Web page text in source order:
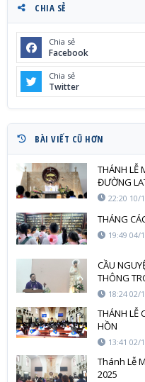
CHIA SẺ
Chia sẻ
Facebook
Chia sẻ
Twitter
BÀI VIẾT CŨ HƠN
THÁNH LỄ
ĐƯỜNG
MÌNH NHƯ
22:20 10/
THÁNG
19:49 04/
CẦU
THÔNG
18:24 02/
THÁNH LỄ
HỒN
13:41 02/
Thánh Lễ
2025